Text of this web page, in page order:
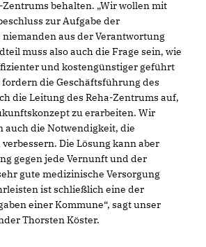
behalten. „Wir wollen mit
zur Aufgabe der
aus der Verantwortung
muss also auch die Frage sein, wie
und kostengünstiger geführt
die Geschäftsführung des
die Leitung des Reha-Zentrums auf,
zu erarbeiten. Wir
auch die Notwendigkeit, die
Die Lösung kann aber
gegen jede Vernunft und der
gute medizinische Versorgung
ist schließlich eine der
einer Kommune“, sagt unser
Thorsten Köster.